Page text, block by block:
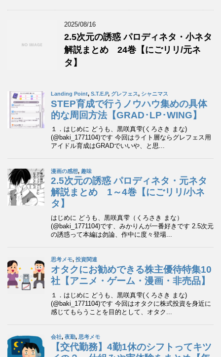
2025/08/16
2.5次元の誘惑 パロディネタ・小ネタ
解説まとめ 24巻【にごリリ/元ネ
タ】